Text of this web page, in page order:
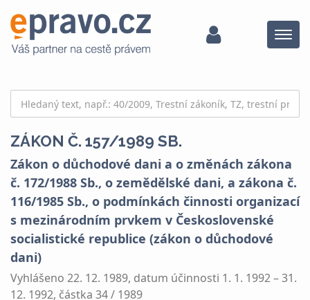
Menu
ZÁKON Č. 157/1989 SB.
Zákon o důchodové dani a o změnách zákona
č. 172/1988 Sb., o zemědělské dani, a zákona č.
116/1985 Sb., o podmínkách činnosti organizací
s mezinárodním prvkem v Československé
socialistické republice (zákon o důchodové
dani)
Vyhlášeno 22. 12. 1989, datum účinnosti 1. 1. 1992 – 31.
12. 1992, částka 34 / 1989